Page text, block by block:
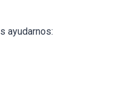
ayudarnos: